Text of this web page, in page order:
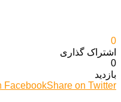
0
اشتراک گذاری‌
0
بازدید
FacebookShare on Twitter